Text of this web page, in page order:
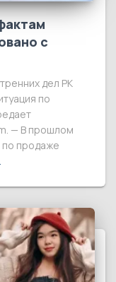
с
дел РК
по
— В прошлом
по продаже